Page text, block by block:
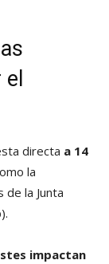
directa a 14
la
la Junta
impactan